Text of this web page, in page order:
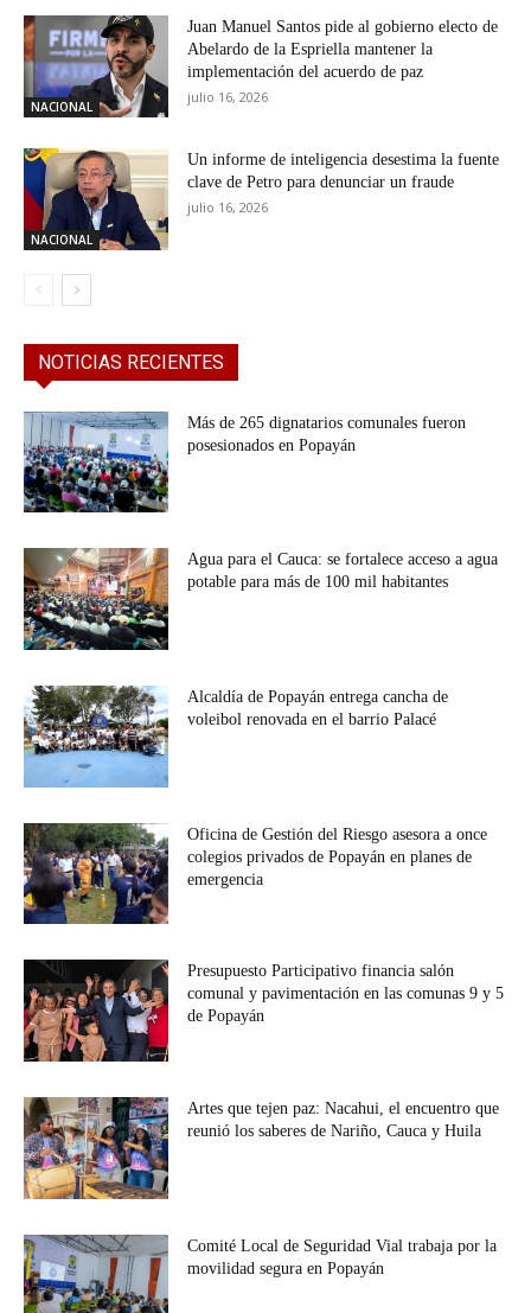
NACIONAL
Juan Manuel Santos pide al gobierno electo de
Abelardo de la Espriella mantener la
implementación del acuerdo de paz
julio 16, 2026
NACIONAL
Un informe de inteligencia desestima la fuente
clave de Petro para denunciar un fraude
julio 16, 2026
NOTICIAS RECIENTES
Más de 265 dignatarios comunales fueron
posesionados en Popayán
Agua para el Cauca: se fortalece acceso a agua
potable para más de 100 mil habitantes
Alcaldía de Popayán entrega cancha de
voleibol renovada en el barrio Palacé
Oficina de Gestión del Riesgo asesora a once
colegios privados de Popayán en planes de
emergencia
Presupuesto Participativo financia salón
comunal y pavimentación en las comunas 9 y 5
de Popayán
Artes que tejen paz: Nacahui, el encuentro que
reunió los saberes de Nariño, Cauca y Huila
Comité Local de Seguridad Vial trabaja por la
movilidad segura en Popayán